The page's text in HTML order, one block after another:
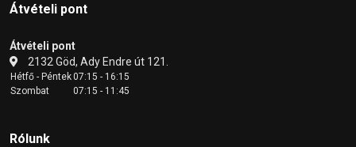
Átvételi pont
Átvételi pont
2132 Göd, Ady Endre út 121.
Hétfő - Péntek07:15 - 16:15
Szombat
07:15 - 11:45
Rólunk